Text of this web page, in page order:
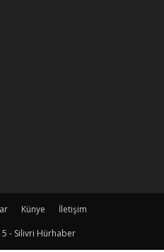
Künye
İletişim
- Silivri Hürhaber